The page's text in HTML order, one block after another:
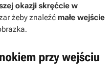
okazji skręćcie w
żeby znaleźć małe wejście
przy wejściu